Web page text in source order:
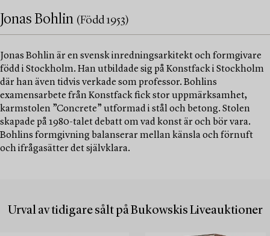
Jonas Bohlin (Född 1953)
Jonas Bohlin är en svensk inredningsarkitekt och formgivare
född i Stockholm. Han utbildade sig på Konstfack i Stockholm
där han även tidvis verkade som professor. Bohlins
examensarbete från Konstfack fick stor uppmärksamhet,
karmstolen ”Concrete” utformad i stål och betong. Stolen
skapade på 1980-talet debatt om vad konst är och bör vara.
Bohlins formgivning balanserar mellan känsla och förnuft
och ifrågasätter det självklara.
Urval av tidigare sålt på Bukowskis Liveauktioner